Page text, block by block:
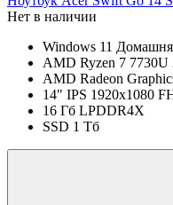
Нет в наличии
Windows 11
AMD Ryzen 7 7730U
AMD Radeon
14" IPS 1920x1080
16 Гб LPDDR4X
SSD 1 Тб